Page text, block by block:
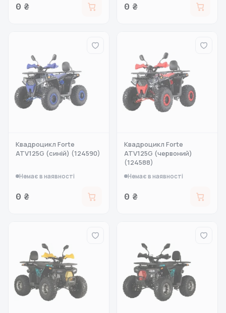
0 ₴ 0 ₴
Квадроцикл Forte
ATV125G (синій) (124590)
Немає в наявності
0 ₴
Квадроцикл Forte
ATV125G (червоний)
(124588)
Немає в наявності
0 ₴